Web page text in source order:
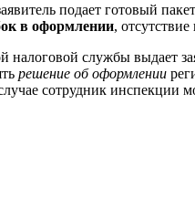
подает готовый
в оформлении,
налоговой службы выдает
решение об оформлении
сотрудник инспекции